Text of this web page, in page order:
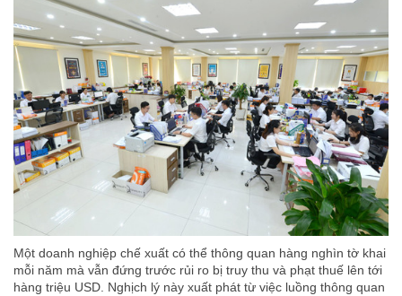
Một doanh nghiệp chế xuất có thể thông quan hàng nghìn tờ khai
mỗi năm mà vẫn đứng trước rủi ro bị truy thu và phạt thuế lên tới
hàng triệu USD. Nghịch lý này xuất phát từ việc luồng thông quan